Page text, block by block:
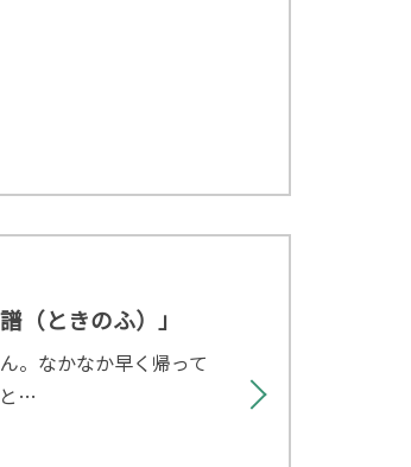
ときのふ）」
。なかなか早く帰って
…